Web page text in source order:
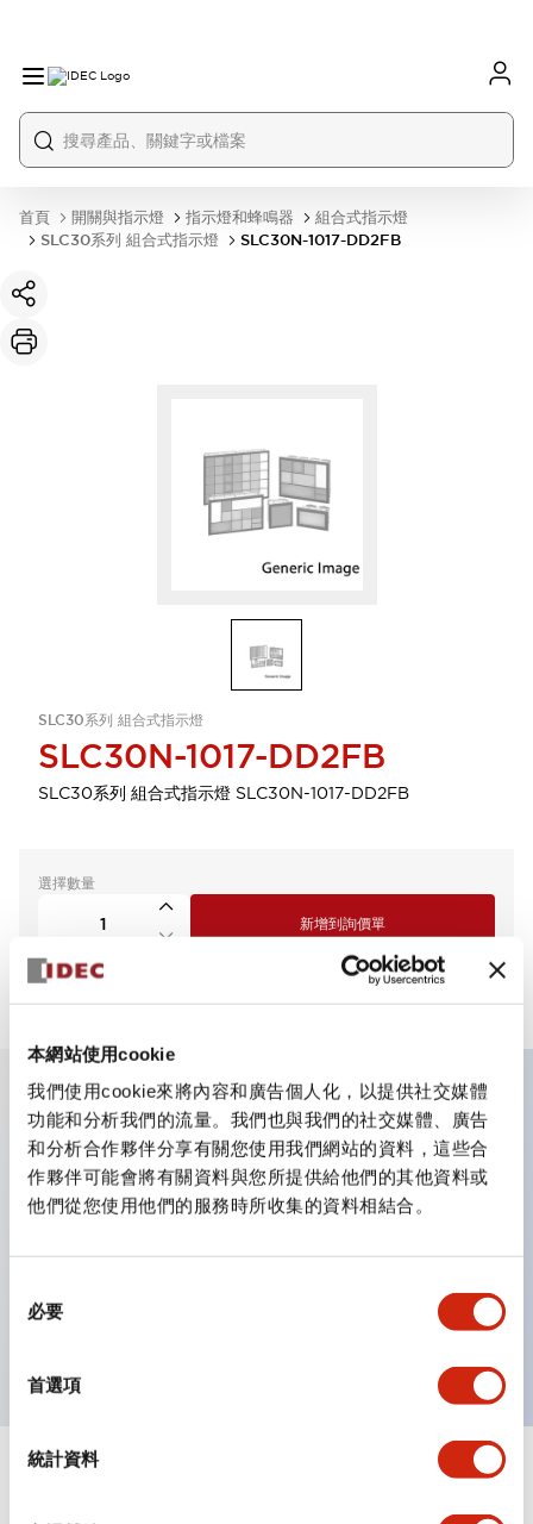
本網站使用cookie
我們使用cookie來將內容和廣告個人化，以提供社交媒體
功能和分析我們的流量。我們也與我們的社交媒體、廣告
和分析合作夥伴分享有關您使用我們網站的資料，這些合
作夥伴可能會將有關資料與您所提供給他們的其他資料或
他們從您使用他們的服務時所收集的資料相結合。
必要
首選項
統計資料
首頁 開關與指示燈 指示燈和蜂鳴器
組合式指示燈
SLC30系列 組合式指示燈
SLC30N-1017-DD2FB
SLC30系列 組合式指示燈
SLC30N-1017-DD2FB
SLC30系列 組合式指示燈 SLC30N-1017-DD2FB
選擇數量
新增到詢價單
主要特點
將多個指示燈和按鈕組合成單一面板開孔，LED 照明可選
按鈕幾乎可任意組合，多層鏡片結構允許多種雕刻選項，瞬